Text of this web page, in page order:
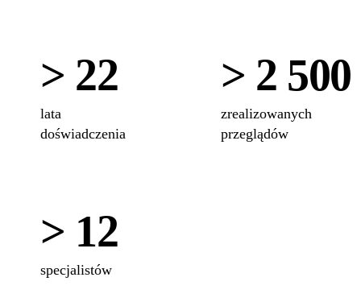
> 22
lata
doświadczenia
> 2 500
zrealizowanych
przeglądów
> 12
specjalistów